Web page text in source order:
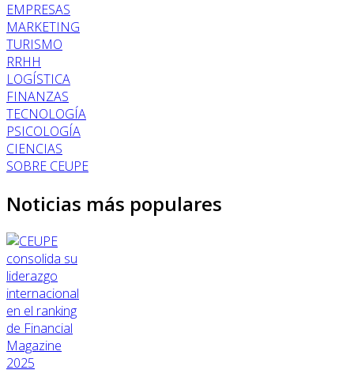
EMPRESAS
MARKETING
TURISMO
RRHH
LOGÍSTICA
FINANZAS
TECNOLOGÍA
PSICOLOGÍA
CIENCIAS
SOBRE CEUPE
Noticias más populares